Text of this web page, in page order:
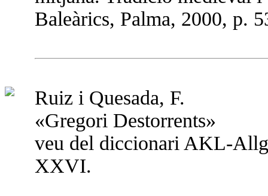
Baleàrics, Palma, 2000, p.
Ruiz i Quesada, F.
«Gregori Destorrents»
veu del diccionari AKL-
XXVI.